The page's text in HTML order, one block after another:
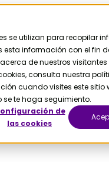
se utilizan para recopilar
información con el fin
de nuestros visitantes
consulta nuestra
cuando visites este sitio
te haga seguimiento.
de
las cookies